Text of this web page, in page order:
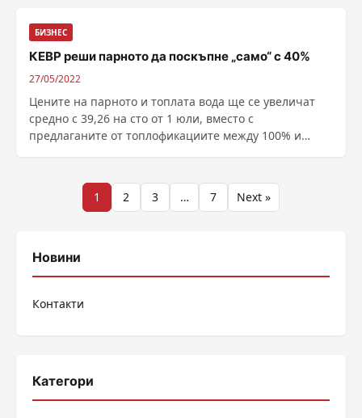
БИЗНЕС
КЕВР реши парното да поскъпне „само“ с 40%
27/05/2022
Цените на парното и топлата вода ще се увеличат
средно с 39,26 на сто от 1 юли, вместо с
предлаганите от топлофикациите между 100% и
Разделяне
публикациите
1 2 3 … 7 Next »
Новини
Контакти
Категори